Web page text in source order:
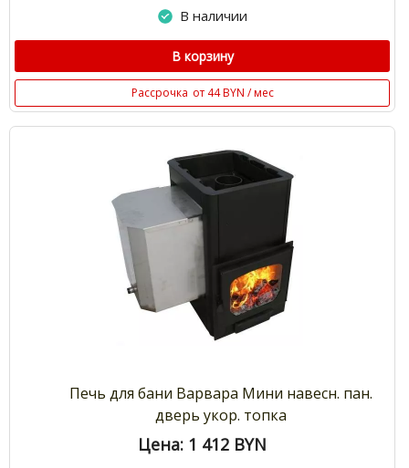
В наличии
В корзину
Рассрочка от 44 BYN / мес
Печь для бани Варвара Мини навесн. пан.
дверь укор. топка
Цена: 1 412 BYN